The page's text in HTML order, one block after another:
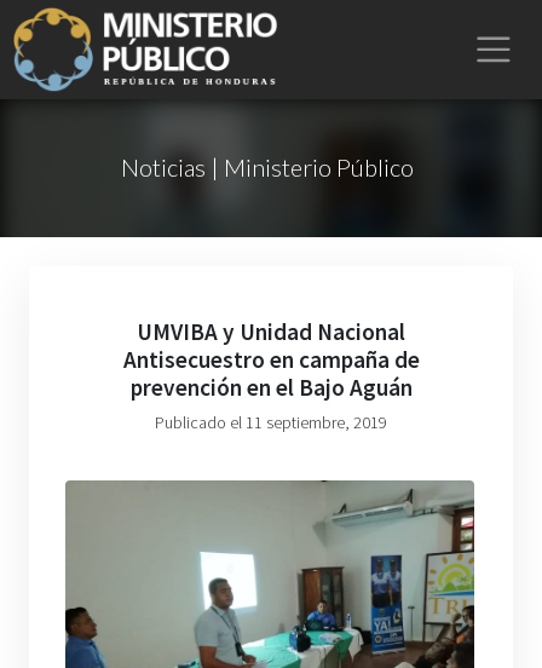
Noticias | Ministerio Público
UMVIBA y Unidad Nacional
Antisecuestro en campaña de
prevención en el Bajo Aguán
Publicado el 11 septiembre, 2019